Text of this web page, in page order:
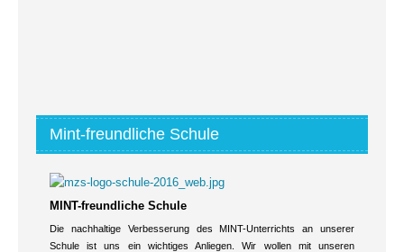
Mint-freundliche Schule
MINT-freundliche Schule
Die nachhaltige Verbesserung des MINT-Unterrichts an unserer
Schule ist uns ein wichtiges Anliegen. Wir wollen mit unseren